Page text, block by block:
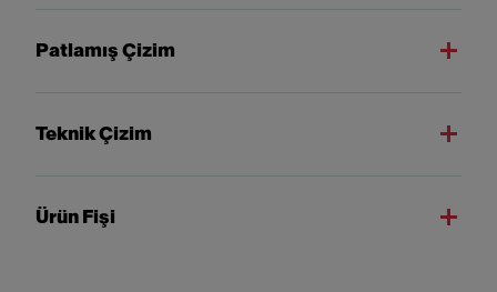
Patlamış Çizim
Teknik Çizim
Ürün Fişi